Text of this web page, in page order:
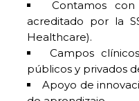
Contamos
acreditado por la
Healthcare).
Campos
públicos y privados
Apoyo de